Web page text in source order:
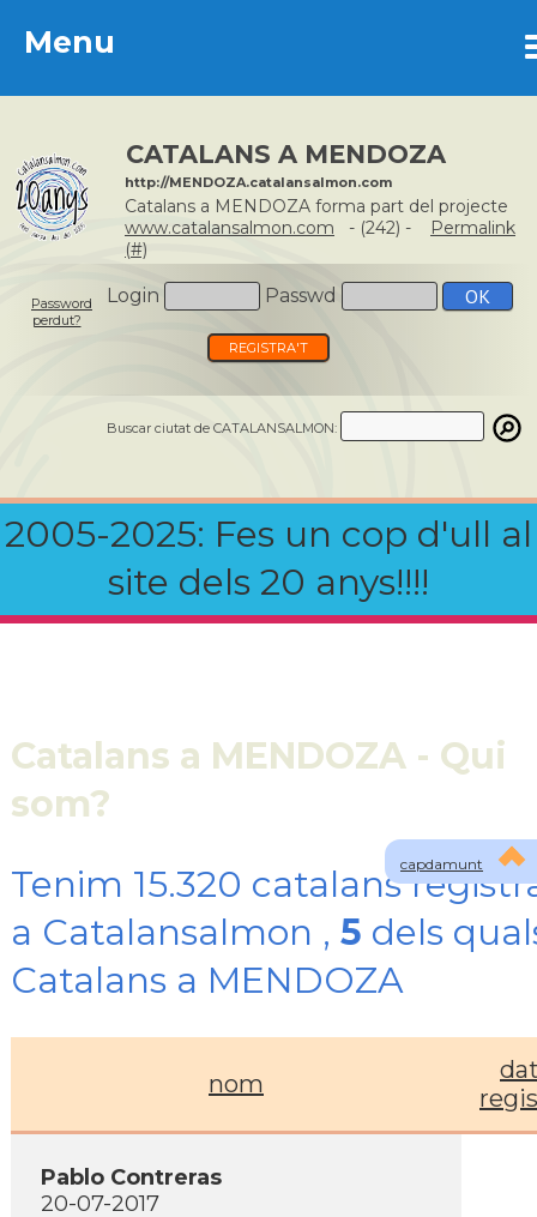
Menu
CATALANS A MENDOZA
http://MENDOZA.catalansalmon.com
Catalans a MENDOZA forma part del projecte
www.catalansalmon.com - (242) -
Permalink
(#)
Login Passwd
Password
perdut?
REGISTRA'T
Buscar ciutat de CATALANSALMON:
2005-2025: Fes un cop d'ull al
site dels 20 anys!!!!
Menu
capdamunt
Catalans a MENDOZA - Qui
som?
Tenim 15.320 catalans
a Catalansalmon , 5 dels
Catalans a MENDOZA
nom
Pablo Contreras
20-07-2017